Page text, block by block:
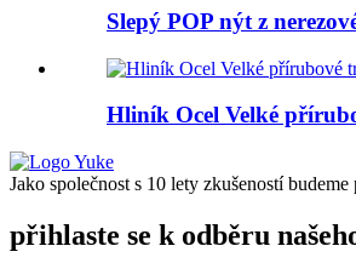
Slepý POP nýt z
Hliník Ocel Velké
Jako společnost s 10 lety zkušeností
přihlaste se k odběru